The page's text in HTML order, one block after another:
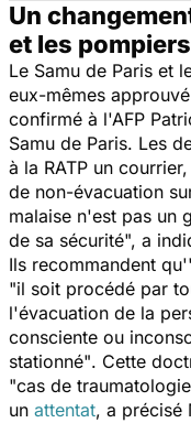
Un
et les pompiers
Le Samu de Paris et
eux-mêmes
confirmé à l'AFP
Samu de Paris. Les
à la RATP un
de non-évacuation
malaise n'est pas un
de sa sécurité", a
Ils recommandent qu'
"il soit procédé par
l'évacuation de la
consciente ou
stationné". Cette
"cas de
un attentat, a précisé